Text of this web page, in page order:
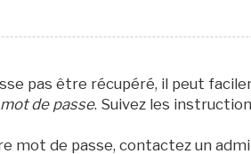
pas être récupéré, il peut
de passe. Suivez les
mot de passe, contactez un